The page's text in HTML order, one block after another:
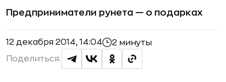
Предприниматели рунета — о подарках
12 декабря 2014, 14:04 2 минуты
Поделиться: